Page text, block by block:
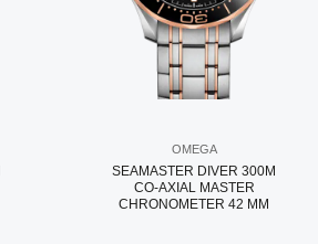
OMEGA
SEAMASTER DIVER 300M
CO‑AXIAL MASTER
CHRONOMETER 42 MM